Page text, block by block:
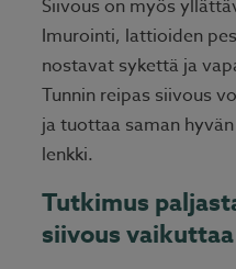
Siivous on myös
Imurointi, lattioiden
nostavat sykettä ja
Tunnin reipas siivous
ja tuottaa saman
lenkki.
Tutkimus
siivous